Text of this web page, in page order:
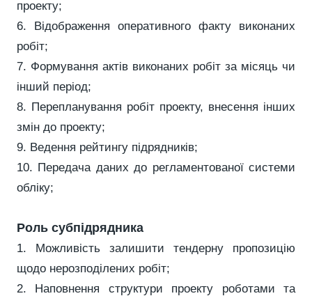
проекту;
6. Відображення оперативного факту виконаних
робіт;
7. Формування актів виконаних робіт за місяць чи
інший період;
8. Перепланування робіт проекту, внесення інших
змін до проекту;
9. Ведення рейтингу підрядників;
10. Передача даних до регламентованої системи
обліку;
Роль субпідрядника
1. Можливість залишити тендерну пропозицію
щодо нерозподілених робіт;
2. Наповнення структури проекту роботами та